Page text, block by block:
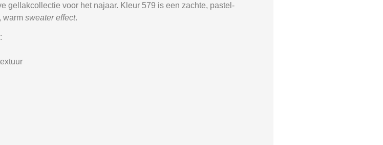
gellakcollectie voor het najaar. Kleur 579 is een zachte, pastel-
warm sweater effect.